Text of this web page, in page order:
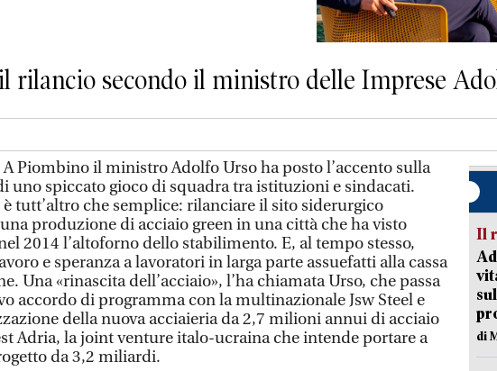
rilancio secondo il ministro delle Imprese
Piombino il ministro Adolfo Urso ha posto l’accento sulla
uno spiccato gioco di squadra tra istituzioni e sindacati.
è tutt’altro che semplice: rilanciare il sito siderurgico
produzione di acciaio green in una città che ha visto
2014 l’altoforno dello stabilimento. E, al tempo stesso,
e speranza a lavoratori in larga parte assuefatti alla cassa
Una «rinascita dell’acciaio», l’ha chiamata Urso, che passa
accordo di programma con la multinazionale Jsw Steel e
della nuova acciaieria da 2,7 milioni annui di acciaio
Adria, la joint venture italo-ucraina che intende portare a
da 3,2 miliardi.
Il
di